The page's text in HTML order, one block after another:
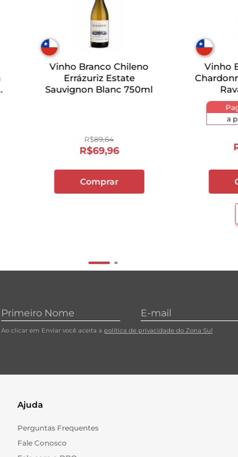
Vinho Branco Chileno
Errázuriz Estate
Sauvignon Blanc 750ml
R$89,64
R$69,96
Comprar
Vinho
a
Ao clicar em Enviar você aceita a política de privacidade do Zona Sul
Ajuda
Perguntas Frequentes
Fale Conosco